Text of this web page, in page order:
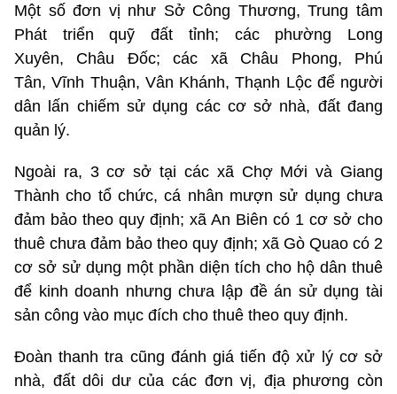
Một số đơn vị như Sở Công Thương, Trung tâm
Phát triển quỹ đất tỉnh; các phường Long
Xuyên, Châu Đốc; các xã Châu Phong, Phú
Tân, Vĩnh Thuận, Vân Khánh, Thạnh Lộc để người
dân lấn chiếm sử dụng các cơ sở nhà, đất đang
quản lý.
Ngoài ra, 3 cơ sở tại các xã Chợ Mới và Giang
Thành cho tổ chức, cá nhân mượn sử dụng chưa
đảm bảo theo quy định; xã An Biên có 1 cơ sở cho
thuê chưa đảm bảo theo quy định; xã Gò Quao có 2
cơ sở sử dụng một phần diện tích cho hộ dân thuê
để kinh doanh nhưng chưa lập đề án sử dụng tài
sản công vào mục đích cho thuê theo quy định.
Đoàn thanh tra cũng đánh giá tiến độ xử lý cơ sở
nhà, đất dôi dư của các đơn vị, địa phương còn